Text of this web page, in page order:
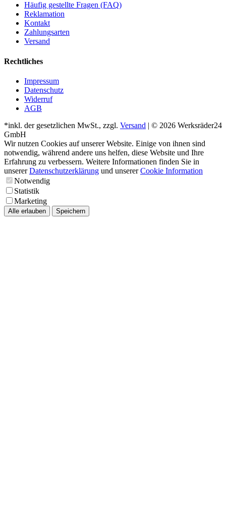
Häufig gestellte Fragen (FAQ)
Reklamation
Kontakt
Zahlungsarten
Versand
Rechtliches
Impressum
Datenschutz
Widerruf
AGB
*inkl. der gesetzlichen MwSt., zzgl. Versand | © 2026 Werksräder24
GmbH
Wir nutzen Cookies auf unserer Website. Einige von ihnen sind
notwendig, während andere uns helfen, diese Website und Ihre
Erfahrung zu verbessern. Weitere Informationen finden Sie in
unsererDatenschutzerklärung und unsererCookie Information
Notwendig
Statistik
Marketing
Alle erlauben Speichern